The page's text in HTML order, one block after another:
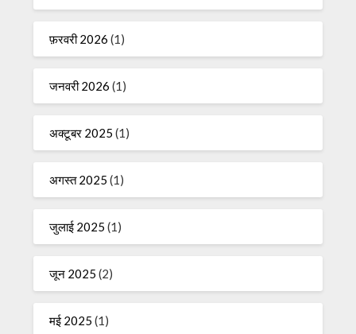
फ़रवरी 2026 (1)
जनवरी 2026 (1)
अक्टूबर 2025 (1)
अगस्त 2025 (1)
जुलाई 2025 (1)
जून 2025 (2)
मई 2025 (1)